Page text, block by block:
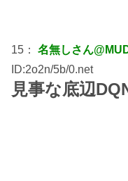
15： 名無しさん
ID:2o2n/5b/0.net
見事な底辺